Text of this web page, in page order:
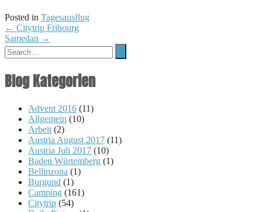
Posted in Tagesausflug
Post
navigation
← Citytrip Fribourg
Samedan →
Blog Kategorien
Advent 2016 (11)
Allgemein (10)
Arbeit (2)
Austria August 2017 (11)
Austria Juli 2017 (10)
Baden Würtemberg (1)
Bellinzona (1)
Burgund (1)
Camping (161)
Citytrip (54)